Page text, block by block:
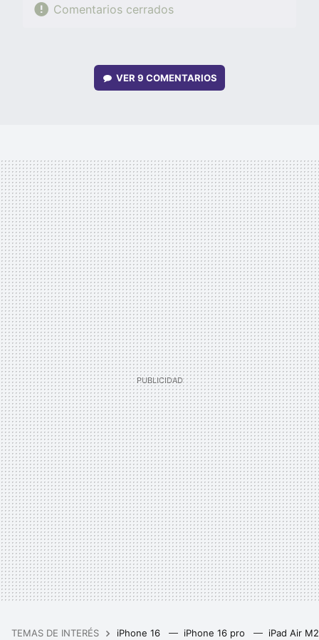
Comentarios cerrados
VER 9 COMENTARIOS
TEMAS DE INTERÉS iPhone 16 iPhone 16 pro iPad Air